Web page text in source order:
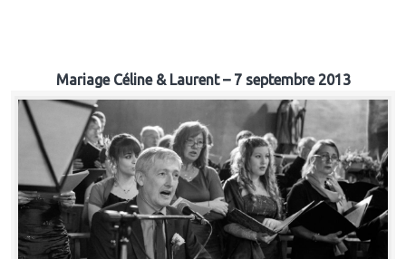
Mariage Céline & Laurent – 7 septembre 2013